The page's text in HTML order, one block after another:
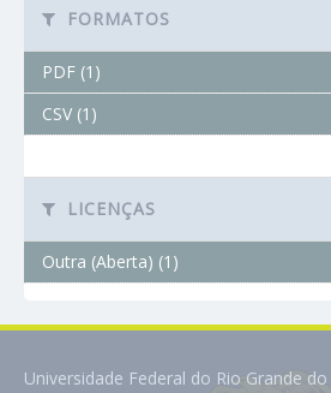
FORMATOS
PDF (1)
CSV (1)
LICENÇAS
Outra (Aberta) (1)
Universidade Federal do Rio Grande